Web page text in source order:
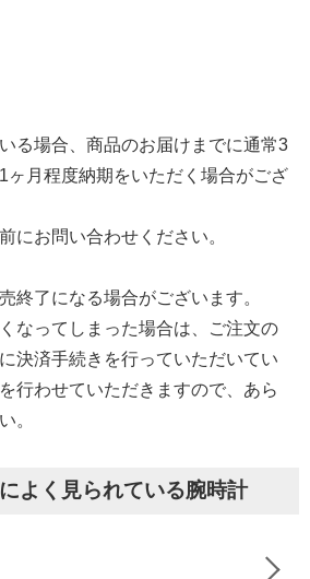
る場合、商品のお届けまでに通常3
ヶ月程度納期をいただく場合がござ
にお問い合わせください。
終了になる場合がございます。
なってしまった場合は、ご注文の
決済手続きを行っていただいてい
行わせていただきますので、あら
。
よく見られている腕時計